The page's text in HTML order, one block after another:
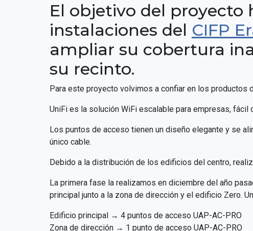
El objetivo del proyecto
instalaciones del CIFP
ampliar su cobertura
su recinto.
Para este proyecto volvimos a confiar en los productos
UniFi es la solución WiFi escalable para empresas, fácil
Los puntos de acceso tienen un diseño elegante y se
único cable.
Debido a la distribución de los edificios del centro,
La primera fase la realizamos en diciembre del año
principal junto a la zona de dirección y el edificio Zero.
Edificio principal → 4 puntos de acceso UAP-AC-PRO
Zona de dirección → 1 punto de acceso UAP-AC-PRO